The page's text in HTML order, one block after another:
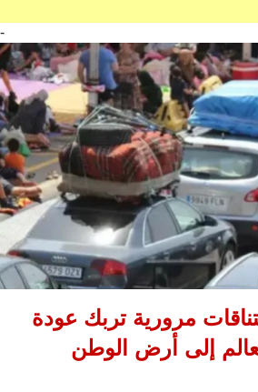
-
مرورية تربك عودة
إلى أرض الوطن